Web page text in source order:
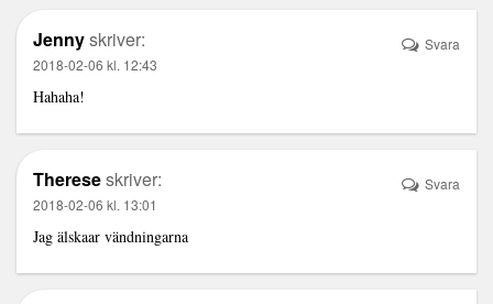
Jennyskriver:
2018-02-06 kl. 12:43
Hahaha!
Svara
Thereseskriver:
2018-02-06 kl. 13:01
Jag älskaar vändningarna
Svara